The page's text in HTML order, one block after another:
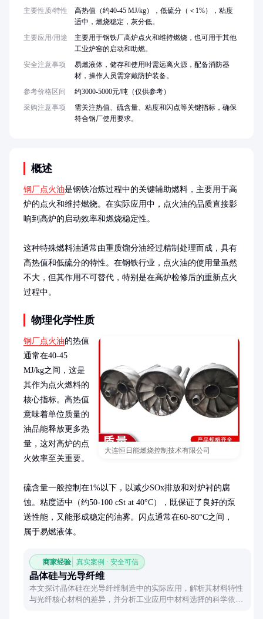
概述
钢厂点火油是钢铁冶炼过程中的关键辅助燃料，主要用于高
炉的点火和维持燃烧。在实际应用中，点火油的品质直接影
响到高炉的启动效率和燃烧稳定性。
这种特殊燃料油通常由重质馏分油经过精制处理而成，具有
高热值和低硫分的特性。在钢铁行业，点火油的使用量虽然
不大，但其作用不可替代，特别是在高炉检修后的重新点火
过程中。
物理化学性质
大连恒日能燃烧控制技术有限公司
钢厂点火油的热值
通常在40-45
MJ/kg之间，这是
其作为点火燃料的
核心指标。高热值
意味着单位质量的
油品能释放更多热
量，这对高炉的点
火效率至关重要。
硫含量一般控制在1%以下，以减少SOx排放和对炉衬的腐
蚀。粘度适中（约50-100 cSt at 40°C），既保证了良好的泵
送性能，又能形成稳定的油雾。闪点通常在60-80°C之间，
属于易燃液体。
商家经验 真实案例 · 安全可信
晶体硅与光导纤维
本文探讨晶体硅在光导纤维制造中的实际应用，解析其材料特性
与光纤核心材料的差异，并分析工业应用中材料选择的科学依
主要性质/特性
高热值（约40-45 MJ/kg），低硫分（＜1%），粘度
适中，燃烧稳定，灰分低。
主要应用/用途
主要用于钢铁厂高炉点火和维持燃烧，也可用于其他
工业炉窑的启动和助燃。
安全注意事项
易燃液体，储存和使用时需远离火源，配备消防器
材，操作人员需穿戴防护装备。
参考价格区间
约3000-5000元/吨（仅供参考）
采购注意事项
需关注热值、硫含量、粘度和闪点等关键指标，确保
符合钢厂使用要求。